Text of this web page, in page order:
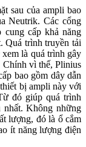
sau của ampli bao
Neutrik. Các cổng
cấp khả năng
Quá trình truyền tải
là quá trình gây
Chính vì thế, Plinius
bao gồm dây dẫn
bị ampli này với
đó giúp quá trình
nhất. Không những
lượng, đó là ổ cắm
ít năng lượng điện